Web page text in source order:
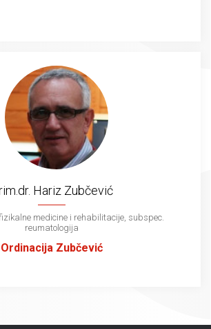
Hariz Zubčević
medicine i rehabilitacije, subspec.
reumatologija
Ordinacija Zubčević